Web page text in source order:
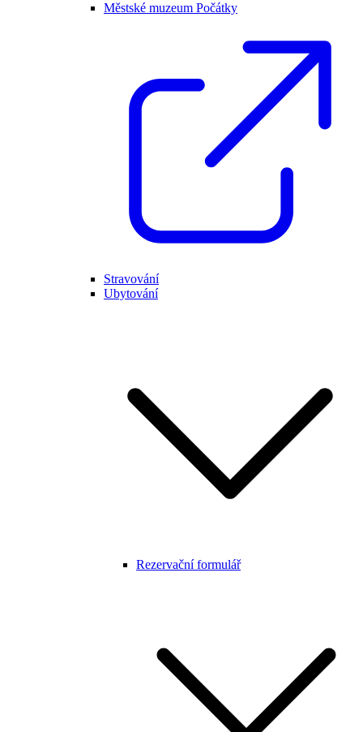
Městské muzeum Počátky
Stravování
Ubytování
Rezervační formulář